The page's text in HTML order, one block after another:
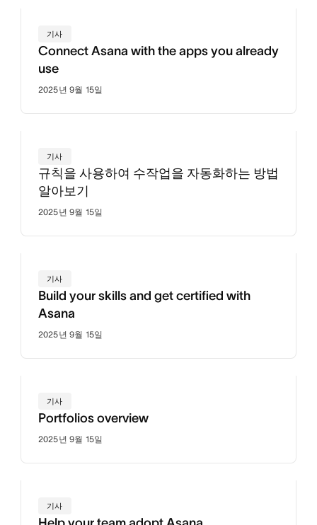
기사
Connect Asana with the apps you already
use
2025년 9월 15일
기사
규칙을 사용하여 수작업을 자동화하는 방법
알아보기
2025년 9월 15일
기사
Build your skills and get certified with
Asana
2025년 9월 15일
기사
Portfolios overview
2025년 9월 15일
기사